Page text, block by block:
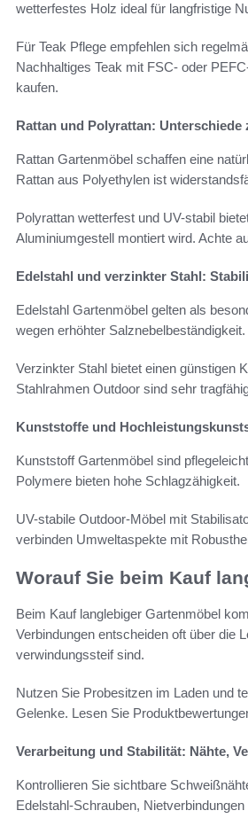
wetterfestes Holz ideal für langfristige
Für Teak Pflege empfehlen sich
Nachhaltiges Teak mit FSC- oder
kaufen.
Rattan und Polyrattan:
Rattan Gartenmöbel schaffen eine
Rattan aus Polyethylen ist
Polyrattan wetterfest und UV-stabil
Aluminiumgestell montiert wird. Achte
Edelstahl und verzinkter Stahl:
Edelstahl Gartenmöbel gelten als
wegen erhöhter Salznebelbeständigkeit.
Verzinkter Stahl bietet einen günstigen
Stahlrahmen Outdoor sind sehr
Kunststoffe und
Kunststoff Gartenmöbel sind
Polymere bieten hohe Schlagzähigkeit.
UV-stabile Outdoor-Möbel mit
verbinden Umweltaspekte mit
Worauf Sie beim Kauf
Beim Kauf langlebiger Gartenmöbel
Verbindungen entscheiden oft über die
verwindungssteif sind.
Nutzen Sie Probesitzen im Laden und
Gelenke. Lesen Sie
Verarbeitung und Stabilität: Nähte,
Kontrollieren Sie sichtbare
Edelstahl-Schrauben,